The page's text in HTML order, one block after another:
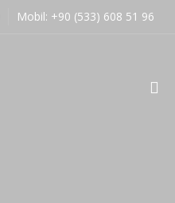
Mobil: +90 (533) 608 51 96